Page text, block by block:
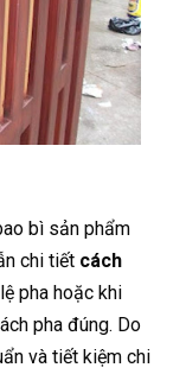
bì sản phẩm
chi tiết cách
pha hoặc khi
pha đúng. Do
và tiết kiệm chi